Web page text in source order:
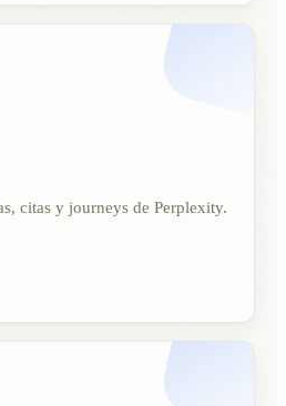
citas y journeys de Perplexity.